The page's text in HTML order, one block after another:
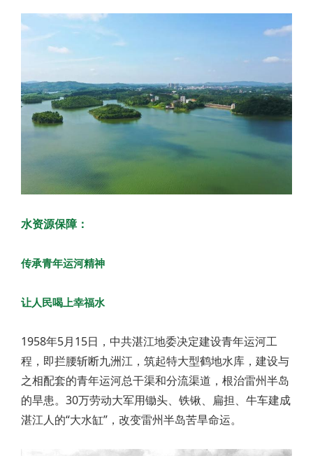
水资源保障：
传承青年运河精神
让人民喝上幸福水
1958年5月15日，中共湛江地委决定建设青年运河工
程，即拦腰斩断九洲江，筑起特大型鹤地水库，建设与
之相配套的青年运河总干渠和分流渠道，根治雷州半岛
的旱患。30万劳动大军用锄头、铁锹、扁担、牛车建成
湛江人的“大水缸”，改变雷州半岛苦旱命运。